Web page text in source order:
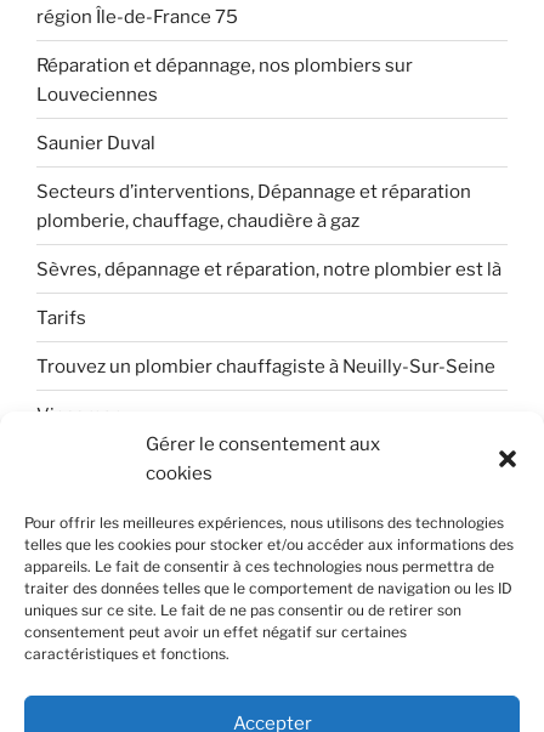
Gérer le consentement aux
cookies
Pour offrir les meilleures expériences, nous utilisons des technologies
telles que les cookies pour stocker et/ou accéder aux informations des
appareils. Le fait de consentir à ces technologies nous permettra de
traiter des données telles que le comportement de navigation ou les ID
uniques sur ce site. Le fait de ne pas consentir ou de retirer son
consentement peut avoir un effet négatif sur certaines
caractéristiques et fonctions.
Accepter
région Île-de-France 75
Réparation et dépannage, nos plombiers sur
Louveciennes
Saunier Duval
Secteurs d’interventions, Dépannage et réparation
plomberie, chauffage, chaudière à gaz
Sèvres, dépannage et réparation, notre plombier est là
Tarifs
Trouvez un plombier chauffagiste à Neuilly-Sur-Seine
Viessman
Votre dépannage et réparation sur Boulogne-
Contacts